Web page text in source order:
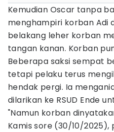
Kemudian Oscar tanpa
menghampiri korban Adi
belakang leher korban
tangan kanan. Korban
Beberapa saksi sempat
tetapi pelaku terus
hendak pergi. Ia
dilarikan ke RSUD Ende
"Namun korban
Kamis sore (30/10/2025),